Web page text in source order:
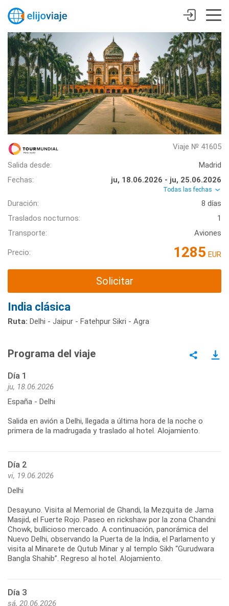
Viaje № 41605
Salida desde:
Madrid
Fechas:
ju, 18.06.2026 - ju, 25.06.2026
Todas las fechas
Duración:
8 días
Traslados nocturnos:
1
Transporte:
Aviones
Precio: 1285 EUR
Solicitar
India clásica
Ruta: Delhi - Jaipur - Fatehpur Sikri - Agra
Programa del viaje
Día 1
ju, 18.06.2026
España - Delhi
Salida en avión a Delhi, llegada a última hora de la noche o
primera de la madrugada y traslado al hotel. Alojamiento.
Día 2
vi, 19.06.2026
Delhi
Desayuno. Visita al Memorial de Ghandi, la Mezquita de Jama
Masjid, el Fuerte Rojo. Paseo en rickshaw por la zona Chandni
Chowk, bullicioso mercado. A continuación, panorámica del
Nuevo Delhi, observando la Puerta de la India, el Parlamento y
visita al Minarete de Qutub Minar y al templo Sikh “Gurudwara
Bangla Shahib”. Regreso al hotel. Alojamiento.
Día 3
sá, 20.06.2026